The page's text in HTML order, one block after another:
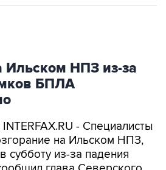
Ильском НПЗ из-за
БПЛА
- Специалисты
на Ильском НПЗ,
субботу из-за падения